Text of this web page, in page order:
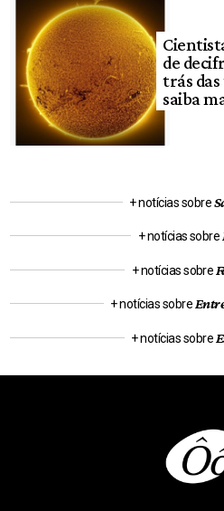
de
trás
saiba
+ notícias sobre
+ notícias sobre
+ notícias sobre
+ notícias sobre
+ notícias sobre